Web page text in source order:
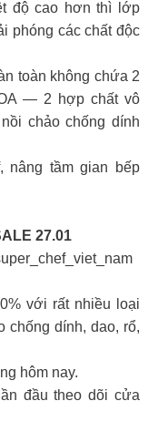
độ cao hơn thì lớp
phóng các chất độc
toàn không chứa 2
— 2 hợp chất vô
chảo chống dính
nâng tầm gian bếp
27.01
với rất nhiều loại
chống dính, dao, rổ,
hôm nay.
đầu theo dõi cửa